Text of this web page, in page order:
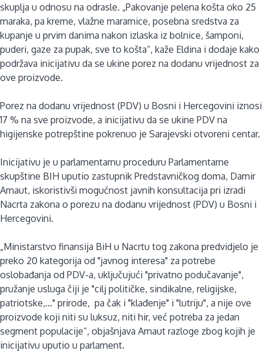
skuplja u odnosu na odrasle. „Pakovanje pelena košta oko 25
maraka, pa kreme, vlažne maramice, posebna sredstva za
kupanje u prvim danima nakon izlaska iz bolnice, šamponi,
puderi, gaze za pupak, sve to košta“, kaže Eldina i dodaje kako
podržava inicijativu da se ukine porez na dodanu vrijednost za
ove proizvode.
Porez na dodanu vrijednost (PDV) u Bosni i Hercegovini iznosi
17 % na sve proizvode, a inicijativu da se ukine PDV na
higijenske potrepštine pokrenuo je Sarajevski otvoreni centar.
Inicijativu je u parlamentarnu proceduru Parlamentarne
skupštine BIH uputio zastupnik Predstavničkog doma, Damir
Arnaut, iskoristivši mogućnost javnih konsultacija pri izradi
Nacrta zakona o porezu na dodanu vrijednost (PDV) u Bosni i
Hercegovini.
„Ministarstvo finansija BiH u Nacrtu tog zakona predvidjelo je
preko 20 kategorija od "javnog interesa" za potrebe
oslobađanja od PDV-a, uključujući "privatno podučavanje",
pružanje usluga čiji je "cilj političke, sindikalne, religijske,
patriotske,..." prirode, pa čak i "klađenje" i "lutriju", a nije ove
proizvode koji niti su luksuz, niti hir, već potreba za jedan
segment populacije“, objašnjava Arnaut razloge zbog kojih je
inicijativu uputio u parlament.